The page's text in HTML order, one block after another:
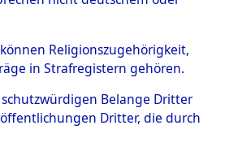
(101105033)
Religionszugehörigkeit,
in Strafregistern gehören.
Belange Dritter
Dritter, die durch